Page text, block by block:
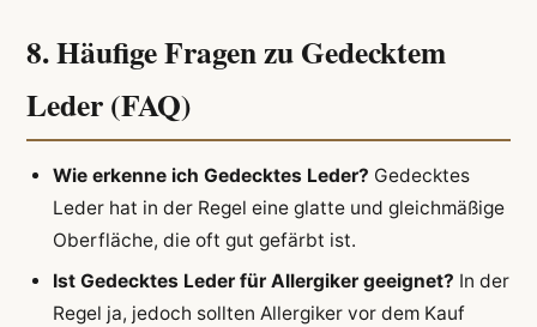
8. Häufige Fragen zu Gedecktem
Leder (FAQ)
Wie erkenne ich Gedecktes Leder? Gedecktes
Leder hat in der Regel eine glatte und gleichmäßige
Oberfläche, die oft gut gefärbt ist.
Ist Gedecktes Leder für Allergiker geeignet? In der
Regel ja, jedoch sollten Allergiker vor dem Kauf